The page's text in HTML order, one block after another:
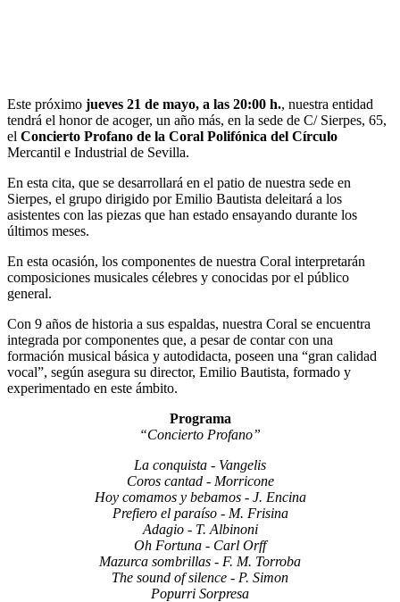
Este próximo jueves 21 de mayo, a las 20:00 h., nuestra entidad
tendrá el honor de acoger, un año más, en la sede de C/ Sierpes, 65,
el Concierto Profano de la Coral Polifónica del Círculo
Mercantil e Industrial de Sevilla.
En esta cita, que se desarrollará en el patio de nuestra sede en
Sierpes, el grupo dirigido por Emilio Bautista deleitará a los
asistentes con las piezas que han estado ensayando durante los
últimos meses.
En esta ocasión, los componentes de nuestra Coral interpretarán
composiciones musicales célebres y conocidas por el público
general.
Con 9 años de historia a sus espaldas, nuestra Coral se encuentra
integrada por componentes que, a pesar de contar con una
formación musical básica y autodidacta, poseen una “gran calidad
vocal”, según asegura su director, Emilio Bautista, formado y
experimentado en este ámbito.
Programa
“Concierto Profano”
La conquista - Vangelis
Coros cantad - Morricone
Hoy comamos y bebamos - J. Encina
Prefiero el paraíso - M. Frisina
Adagio - T. Albinoni
Oh Fortuna - Carl Orff
Mazurca sombrillas - F. M. Torroba
The sound of silence - P. Simon
Popurri Sorpresa